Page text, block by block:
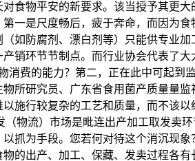
食物平安的新要求。该当授予其更
一是尺度畅后，疲于奔命，而因为
如防腐剂、漂白剂等）只能供专业
销环节节制点。而行业协会代表了
消费的能力？第二，正在此中可起
所研究员、广东省食用菌产质量量
施行较复杂的工艺和质量，而不该
（物流）市场是毗连出产加工取发卖
抓为手段。您若何对待这个消沉现
的出产、加工、保藏、发卖过程各